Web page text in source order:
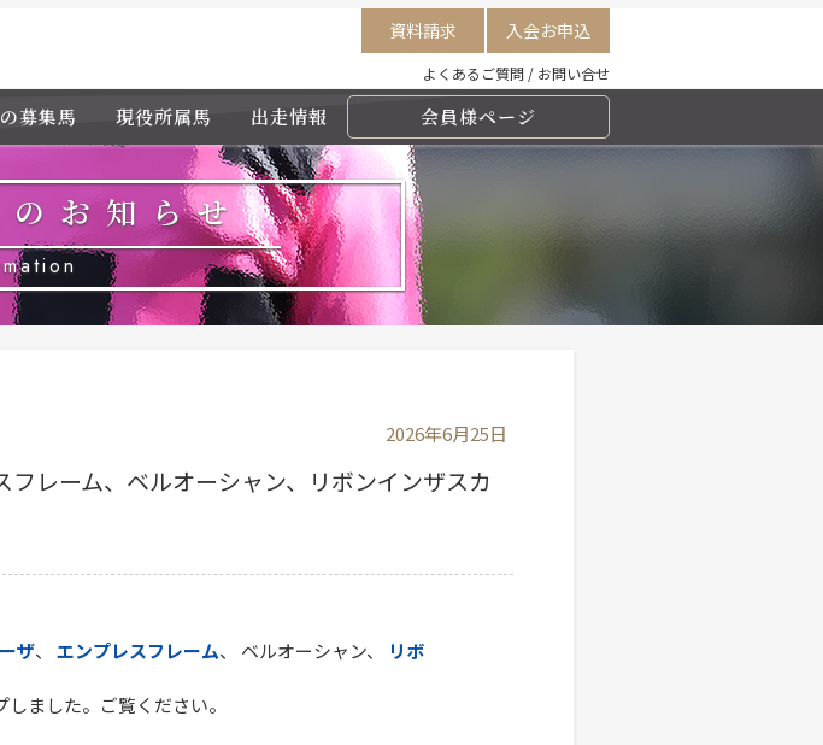
資料請求 入会お申込
よくあるご質問 / お問い合せ
募集馬 現役所属馬 出走情報 会員様ページ
のお知らせ
2026年6月25日
レーム、ベルオーシャン、リボンインザスカ
ザ、 エンプレスフレーム、 ベルオーシャン、 リボ
ました。ご覧ください。